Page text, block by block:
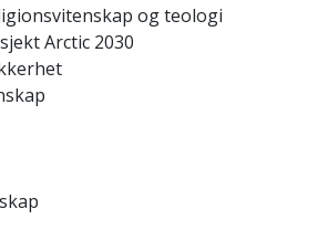
og teologi
Arctic 2030